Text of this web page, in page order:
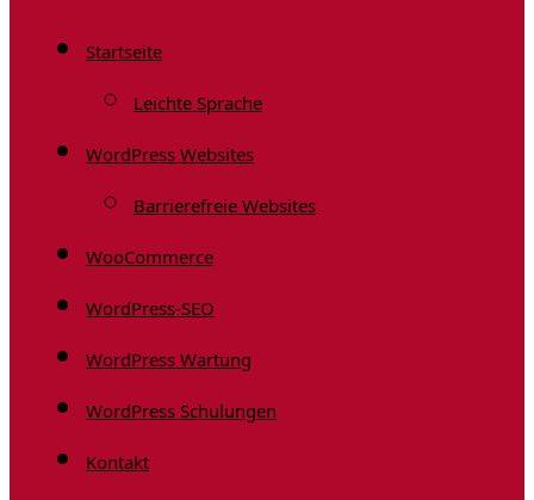
Startseite
Leichte Sprache
WordPress Websites
Barrierefreie Websites
WooCommerce
WordPress-SEO
WordPress Wartung
WordPress Schulungen
Kontakt